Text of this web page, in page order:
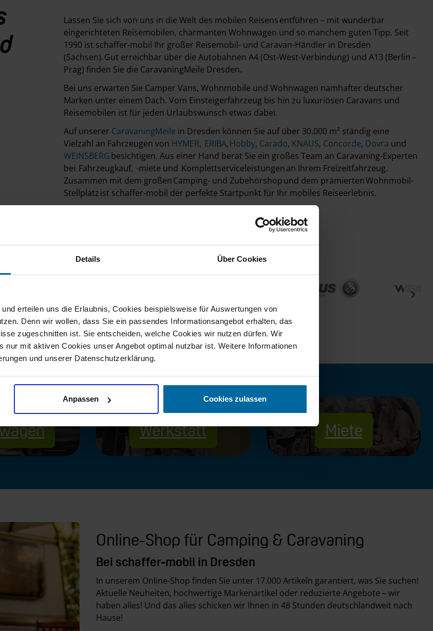
Details Über Cookies
erteilen uns die Erlaubnis, Cookies beispielsweise für Auswertungen von
Denn wir wollen, dass Sie ein passendes Informationsangebot erhalten, das
zugeschnitten ist. Sie entscheiden, welche Cookies wir nutzen dürfen. Wir
nur mit aktiven Cookies unser Angebot optimal nutzbar ist. Weitere Informationen
und unserer Datenschutzerklärung.
Anpassen Cookies zulassen
Lassen Sie sich von uns in die Welt des mobilen Reisens entführen – mit wunderbar
eingerichteten Reisemobilen, charmanten Wohnwagen und so manchem guten Tipp. Seit
1990 ist schaffer-mobil Ihr großer Reisemobil- und Caravan-Händler in Dresden
(Sachsen). Gut erreichbar über die Autobahnen A4 (Ost-West-Verbindung) und A13 (Berlin –
Prag) finden Sie die CaravaningMeile Dresden.
Bei uns erwarten Sie Camper Vans, Wohnmobile und Wohnwagen namhafter deutscher
Marken unter einem Dach. Vom Einsteigerfahrzeug bis hin zu luxuriösen Caravans und
Reisemobilen ist für jeden Urlaubswunsch etwas dabei.
Auf unserer CaravaningMeile in Dresden können Sie auf über 30.000 m² ständig eine
Vielzahl an Fahrzeugen von HYMER, ERIBA,Hobby, Carado, KNAUS, Concorde, Dovra und
WEINSBERGbesichtigen. Aus einer Hand berät Sie ein großes Team an Caravaning-Experten
bei Fahrzeugkauf, -miete und Komplettserviceleistungen an Ihrem Freizeitfahrzeug.
Zusammen mit dem großen Camping- und Zubehörshop und dem prämierten Wohnmobil-
Stellplatz ist schaffer-mobil der perfekte Startpunkt für Ihr mobiles Reiseerlebnis.
Werkstatt Miete
Online-Shop für Camping & Caravaning
Bei schaffer-mobil in Dresden
In unserem Online-Shop finden Sie unter 17.000 Artikeln garantiert, was Sie suchen!
Aktuelle Neuheiten, hochwertige Markenartikel oder reduzierte Angebote – wir
haben alles! Und das alles schicken wir Ihnen in 48 Stunden deutschlandweit nach
Hause!